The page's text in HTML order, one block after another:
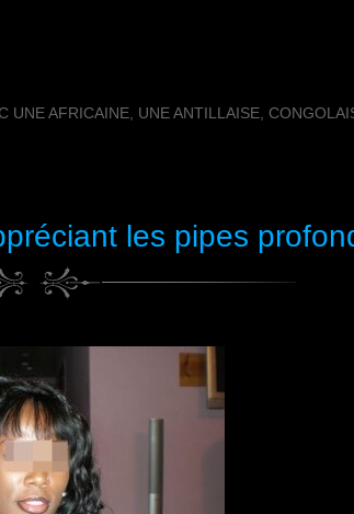
UNE AFRICAINE, UNE ANTILLAISE,
les pipes